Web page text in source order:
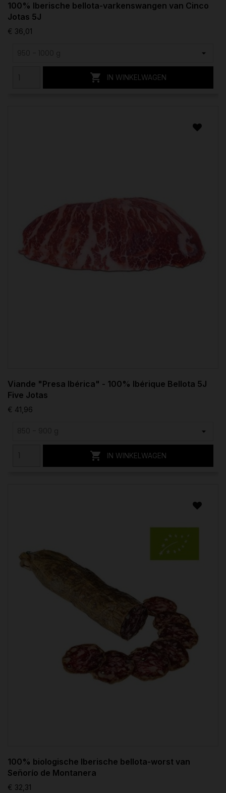
100% Iberische bellota-varkenswangen van Cinco
Jotas 5J
€ 36,01
 IN WINKELWAGEN
Viande "Presa Ibérica" - 100% Ibérique Bellota 5J
Five Jotas
€ 41,96
 IN WINKELWAGEN
100% biologische Iberische bellota-worst van
Señorío de Montanera
€ 32,31